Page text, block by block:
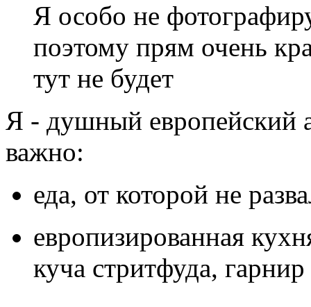
Я особо не
поэтому прям очень
тут не будет
Я - душный европейский
важно:
еда, от которой не
европизированная
куча стритфуда,